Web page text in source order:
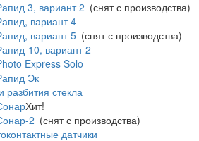
3, вариант 2 (снят с производства)
вариант 4
вариант 5 (снят с производства)
10, вариант 2
Express Solo
Эк
разбития стекла
Хит!
2 (снят с производства)
датчики